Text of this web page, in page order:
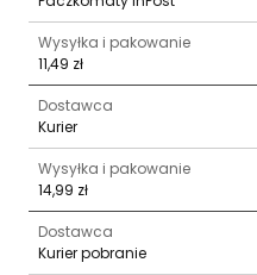
Wysyłka i pakowanie
11,49 zł
Dostawca
Kurier
Wysyłka i pakowanie
14,99 zł
Dostawca
Kurier pobranie